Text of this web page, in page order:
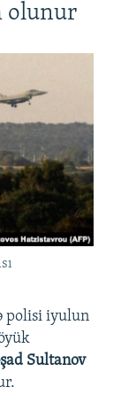
olunur
polisi iyulun
Sultanov